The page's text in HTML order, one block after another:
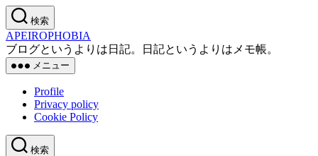
コ
ン
テ
ン
ツ
プ
検索
APEIROPHOBIA
ブログというよりは日記。日記というよりはメモ帳。
メニュー
Profile
Privacy policy
Cookie Policy
検索